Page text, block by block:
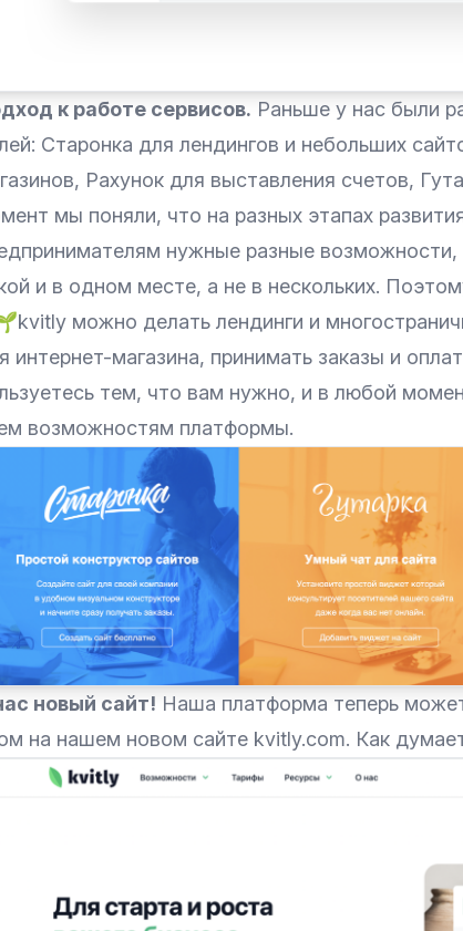
к работе сервисов. Раньше у нас были
Старонка для лендингов и небольших
Рахунок для выставления счетов,
мы поняли, что на разных этапах
нужные разные
и в одном месте, а не в нескольких.
можно делать лендинги и
интернет-магазина, принимать заказы и
тем, что вам нужно, и в любой
возможностям платформы.
новый сайт! Наша платформа теперь
на нашем новом сайте kvitly.com. Как